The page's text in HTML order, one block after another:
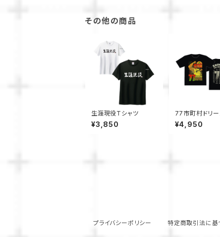
その他の商品
生涯現役Tシャツ
¥3,850
77市町村ドリー
ーオリジナルTシ
¥4,950
プライバシーポリシー 特定商取引法に基